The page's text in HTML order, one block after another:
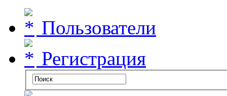
Пользователи
Регистрация